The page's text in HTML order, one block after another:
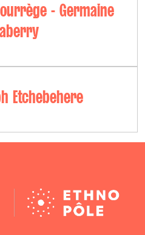
- Germaine
Etchebehere